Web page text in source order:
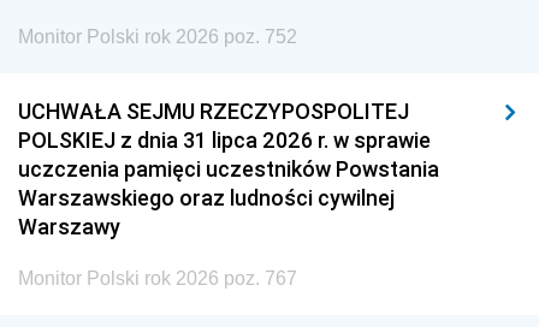
Monitor Polski rok 2026 poz. 752
UCHWAŁA SEJMU RZECZYPOSPOLITEJ
POLSKIEJ z dnia 31 lipca 2026 r. w sprawie
uczczenia pamięci uczestników Powstania
Warszawskiego oraz ludności cywilnej
Warszawy
Monitor Polski rok 2026 poz. 767